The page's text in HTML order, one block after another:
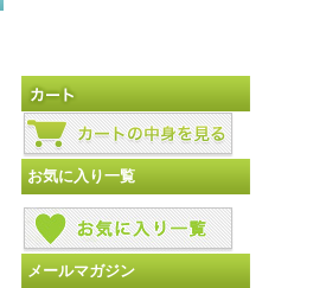
お気に入り一覧
メールマガジン